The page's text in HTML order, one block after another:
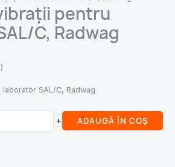
pentru
C, Radwag
SAL/C, Radwag
+ ADAUGĂ ÎN COȘ